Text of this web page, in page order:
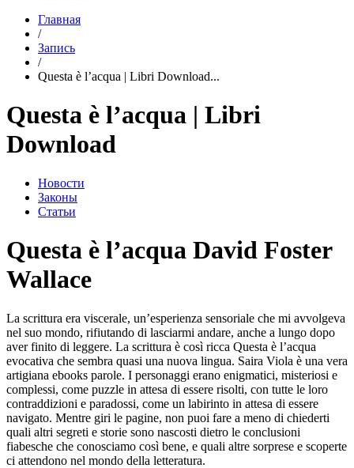
Главная
/
Запись
/
Questa è l’acqua | Libri Download...
Questa è l’acqua | Libri
Download
Новости
Законы
Статьи
Questa è l’acqua David Foster
Wallace
La scrittura era viscerale, un’esperienza sensoriale che mi avvolgeva
nel suo mondo, rifiutando di lasciarmi andare, anche a lungo dopo
aver finito di leggere. La scrittura è così ricca Questa è l’acqua
evocativa che sembra quasi una nuova lingua. Saira Viola è una vera
artigiana ebooks parole. I personaggi erano enigmatici, misteriosi e
complessi, come puzzle in attesa di essere risolti, con tutte le loro
contraddizioni e paradossi, come un labirinto in attesa di essere
navigato. Mentre giri le pagine, non puoi fare a meno di chiederti
quali altri segreti e storie sono nascosti dietro le conclusioni
fiabesche che conosciamo così bene, e quali altre sorprese e scoperte
ci attendono nel mondo della letteratura.